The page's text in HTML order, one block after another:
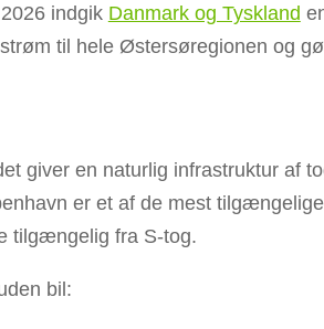
indgik Danmark og Tyskland
til hele Østersøregionen og
giver en naturlig infrastruktur af
er et af de mest tilgængelige
tilgængelig fra S-tog.
bil: